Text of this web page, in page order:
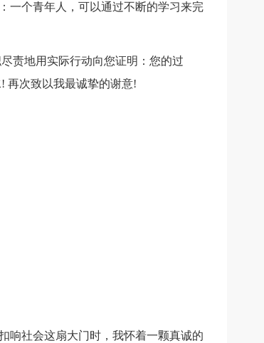
个青年人，可以通过不断的学习来完
责地用实际行动向您证明：您的过
再次致以我最诚挚的谢意!
社会这扇大门时，我怀着一颗真诚的